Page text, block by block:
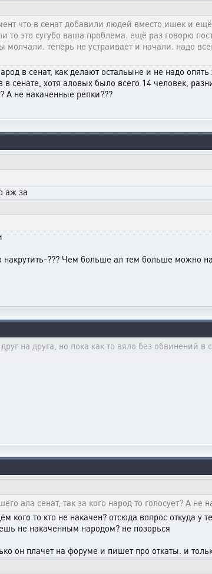
что в сенат добавили людей вместо ишек и
то это сугубо ваша проблема. ещё раз говорю
молчали. теперь не устраивает и начали. надо
в сенат, как делают остальыне и не надо
сенате, хотя аловых было всего 14 человек,
А не накаченные репки???
аж за
накрутить-??? Чем больше ал тем больше можно
на друга, но пока как то вяло без обвинений в
ала сенат, так за кого народ то голосует? А не
то кто не накачен? отсюда вопрос откуда у
не накаченным народом? не позорься
он плачет на форуме и пишет про откаты. и